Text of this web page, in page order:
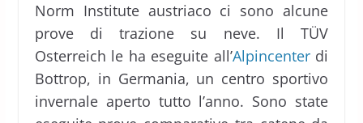
Norm Institute austriaco ci sono alcune
prove di trazione su neve. Il TÜV
Osterreich le ha eseguite all’Alpincenterdi
Bottrop, in Germania, un centro sportivo
invernale aperto tutto l’anno. Sono state